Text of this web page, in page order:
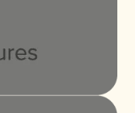
Buy